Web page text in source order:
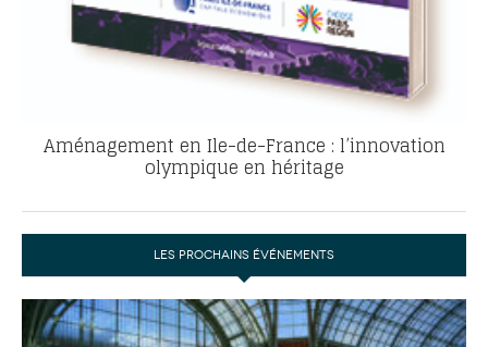
Aménagement en Ile-de-France : l’innovation
olympique en héritage
LES PROCHAINS ÉVÉNEMENTS